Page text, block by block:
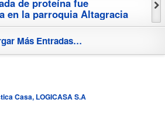
de proteína fue
en la parroquia Altagracia
Más Entradas…
Casa, LOGICASA S.A